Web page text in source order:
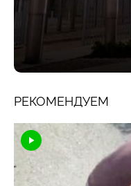
РЕКОМЕНДУЕМ